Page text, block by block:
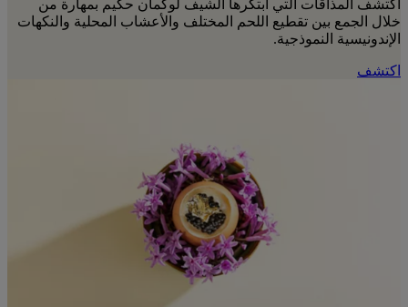
اكتشف المذاقات التي ابتكرها الشيف لوكمان حكيم بمهارة من
خلال الجمع بين تقطيع اللحم المختلف والأعشاب المحلية والنكهات
الإندونيسية النموذجية.
اكتشف